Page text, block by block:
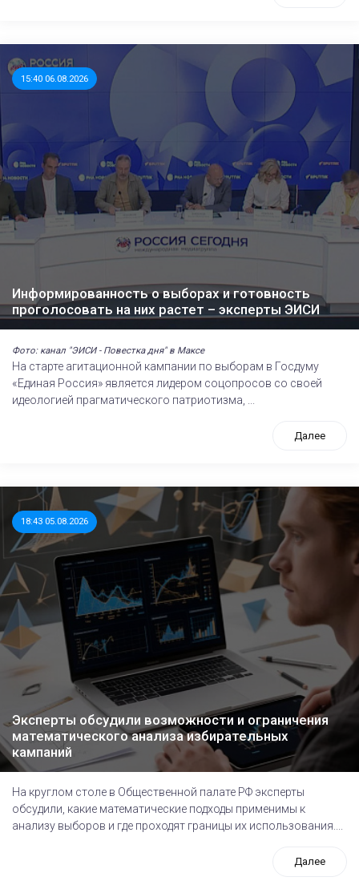
15:40 06.08.2026
Информированность о выборах и готовность
проголосовать на них растет – эксперты ЭИСИ
Фото: канал "ЭИСИ - Повестка дня" в Максе
На старте агитационной кампании по выборам в Госдуму
«Единая Россия» является лидером соцопросов со своей
идеологией прагматического патриотизма, ...
Далее
18:43 05.08.2026
Эксперты обсудили возможности и ограничения
математического анализа избирательных
кампаний
На круглом столе в Общественной палате РФ эксперты
обсудили, какие математические подходы применимы к
анализу выборов и где проходят границы их использования....
Далее